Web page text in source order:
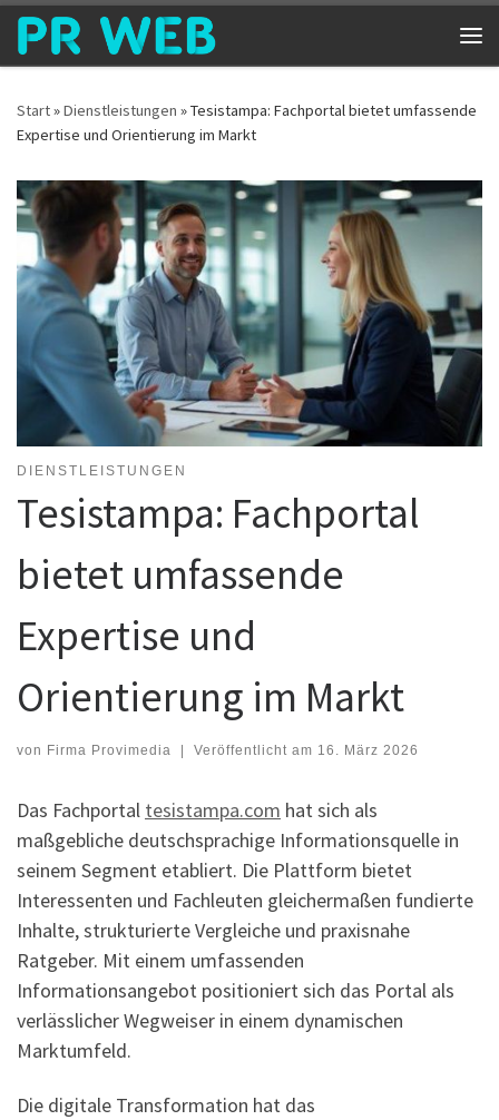
Zum Inhalt springen
Start»Dienstleistungen »Tesistampa: Fachportal bietet umfassende
Expertise und Orientierung im Markt
DIENSTLEISTUNGEN
Tesistampa: Fachportal
bietet umfassende
Expertise und
Orientierung im Markt
von Firma Provimedia | Veröffentlicht am 16. März 2026
Das Fachportal tesistampa.com hat sich als
maßgebliche deutschsprachige Informationsquelle in
seinem Segment etabliert. Die Plattform bietet
Interessenten und Fachleuten gleichermaßen fundierte
Inhalte, strukturierte Vergleiche und praxisnahe
Ratgeber. Mit einem umfassenden
Informationsangebot positioniert sich das Portal als
verlässlicher Wegweiser in einem dynamischen
Marktumfeld.
Die digitale Transformation hat das